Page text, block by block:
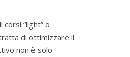
“light” o
di ottimizzare il
non è solo